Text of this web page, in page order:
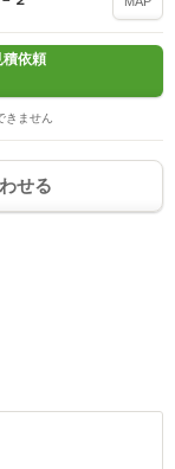
依頼
ません
せる
か？
れます
ます